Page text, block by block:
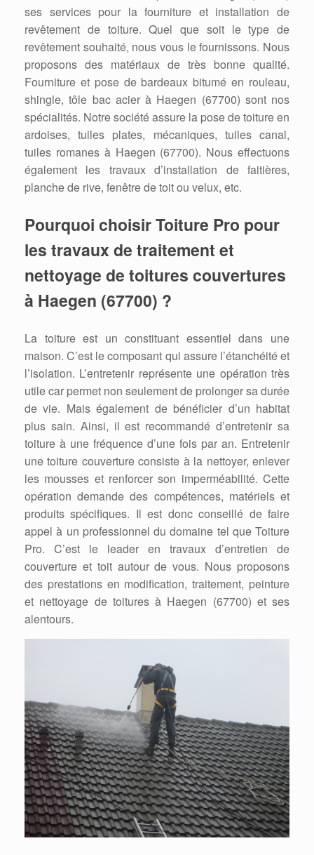
ses services pour la fourniture et installation de
revêtement de toiture. Quel que soit le type de
revêtement souhaité, nous vous le fournissons. Nous
proposons des matériaux de très bonne qualité.
Fourniture et pose de bardeaux bitumé en rouleau,
shingle, tôle bac acier à Haegen (67700) sont nos
spécialités. Notre société assure la pose de toiture en
ardoises, tuiles plates, mécaniques, tuiles canal,
tuiles romanes à Haegen (67700). Nous effectuons
également les travaux d’installation de faitières,
planche de rive, fenêtre de toit ou velux, etc.
Pourquoi choisir Toiture Pro pour
les travaux de traitement et
nettoyage de toitures couvertures
à Haegen (67700) ?
La toiture est un constituant essentiel dans une
maison. C’est le composant qui assure l’étanchéité et
l’isolation. L’entretenir représente une opération très
utile car permet non seulement de prolonger sa durée
de vie. Mais également de bénéficier d’un habitat
plus sain. Ainsi, il est recommandé d’entretenir sa
toiture à une fréquence d’une fois par an. Entretenir
une toiture couverture consiste à la nettoyer, enlever
les mousses et renforcer son imperméabilité. Cette
opération demande des compétences, matériels et
produits spécifiques. Il est donc conseillé de faire
appel à un professionnel du domaine tel que Toiture
Pro. C’est le leader en travaux d’entretien de
couverture et toit autour de vous. Nous proposons
des prestations en modification, traitement, peinture
et nettoyage de toitures à Haegen (67700) et ses
alentours.